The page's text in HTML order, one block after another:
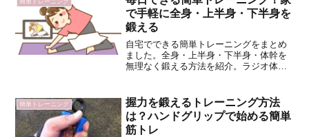
柔らかくなる、そんな漠然...
簡単トレーニング
で手軽に全身・上半身・下半身を
鍛える
自宅でできる簡単トレーニングをまとめ
ました。全身・上半身・下半身・体幹を
無理なく鍛える方法を紹介。ラジオ体操
づくりに最適です。
簡単トレーニング
握力を鍛えるトレーニング方法
は？ハンドグリップで始める簡単
筋トレ